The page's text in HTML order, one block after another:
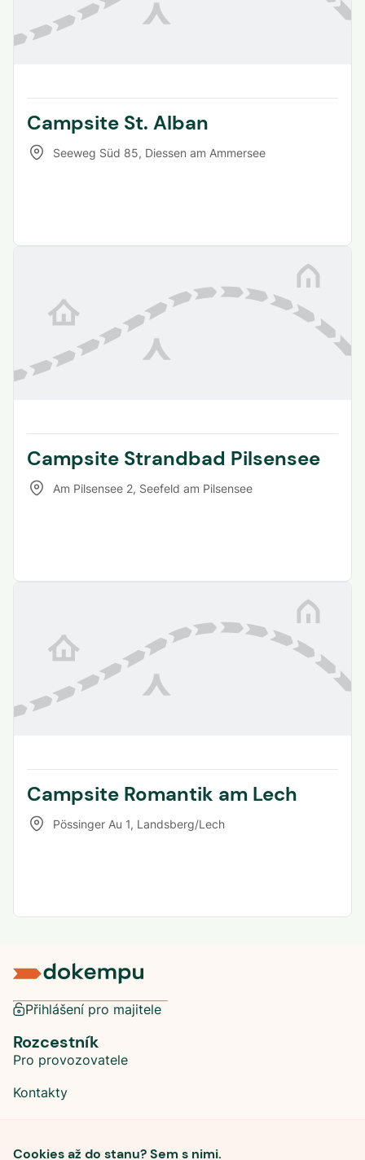
Campsite St. Alban
Seeweg Süd 85, Diessen am Ammersee
Campsite Strandbad Pilsensee
Am Pilsensee 2, Seefeld am Pilsensee
Campsite Romantik am Lech
Pössinger Au 1, Landsberg/Lech
Cookies až do stanu? Sem s nimi.
Přihlášení pro majitele
Rozcestník
Pro provozovatele
Kontakty